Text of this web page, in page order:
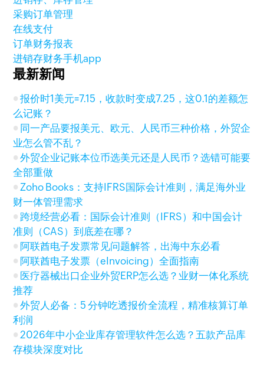
采购订单管理
在线支付
订单财务报表
进销存财务手机app
最新新闻
报价时1美元=7.15，收款时变成7.25，这0.1的差额怎
么记账？
同一产品要报美元、欧元、人民币三种价格，外贸企
业怎么管不乱？
外贸企业记账本位币选美元还是人民币？选错可能要
全部重做
Zoho Books：支持IFRS国际会计准则，满足海外业
财一体管理需求
跨境经营必看：国际会计准则（IFRS）和中国会计
准则（CAS）到底差在哪？
阿联酋电子发票常见问题解答，出海中东必看
阿联酋电子发票（eInvoicing）全面指南
医疗器械出口企业外贸ERP怎么选？业财一体化系统
推荐
外贸人必备：5 分钟吃透报价全流程，精准核算订单
利润
2026年中小企业库存管理软件怎么选？五款产品库
存模块深度对比